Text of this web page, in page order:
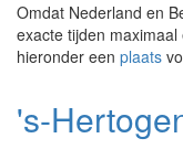
Omdat Nederland en
exacte tijden
hieronder een plaats
's-